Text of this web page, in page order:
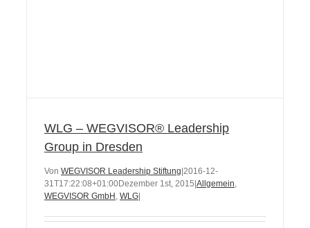
WLG – WEGVISOR® Leadership
Group in Dresden
Von WEGVISOR Leadership Stiftung 2016-12-
31T17:22:08+01:00Dezember 1st, 2015 Allgemein,
WEGVISOR GmbH , WLG